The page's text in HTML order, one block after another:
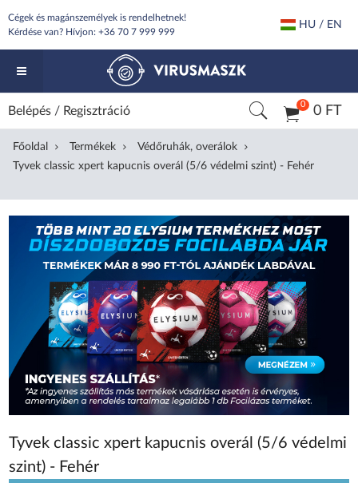
Cégek és magánszemélyek is rendelhetnek!
Kérdése van? Hívjon: +36 70 7 999 999
HU / EN
0 0 FT
Belépés / Regisztráció
Főoldal Termékek
Védőruhák, overálok
Tyvek classic xpert kapucnis overál (5/6 védelmi szint) - Fehér
Tyvek classic xpert kapucnis overál (5/6 védelmi
szint) - Fehér